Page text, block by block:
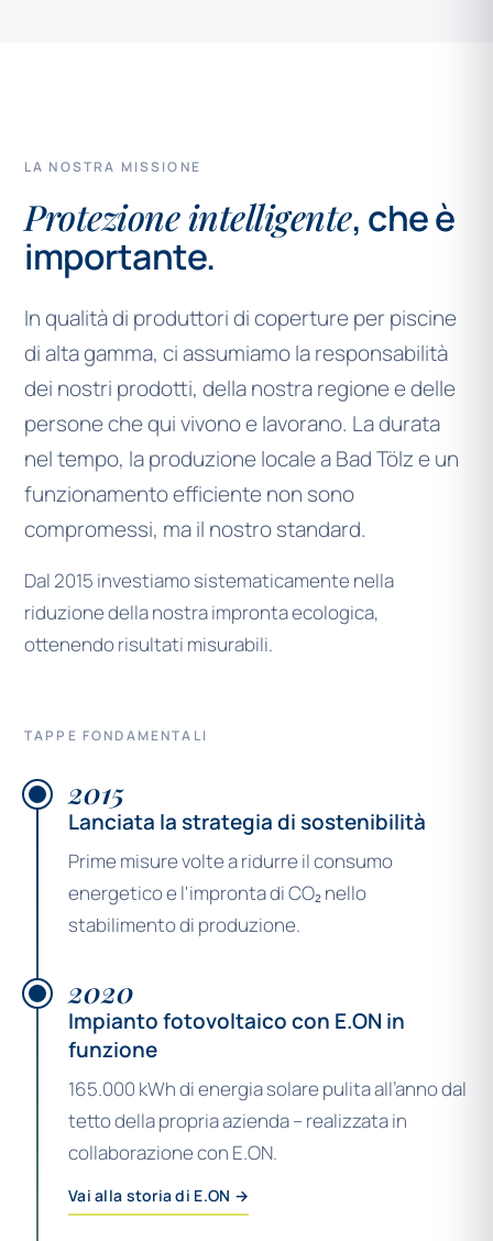
LA NOSTRA MISSIONE
Protezione intelligente, che è
importante.
In qualità di produttori di coperture per piscine
di alta gamma, ci assumiamo la responsabilità
dei nostri prodotti, della nostra regione e delle
persone che qui vivono e lavorano. La durata
nel tempo, la produzione locale a Bad Tölz e un
funzionamento efficiente non sono
compromessi, ma il nostro standard.
Dal 2015 investiamo sistematicamente nella
riduzione della nostra impronta ecologica,
ottenendo risultati misurabili.
TAPPE FONDAMENTALI
2015
Lanciata la strategia di sostenibilità
Prime misure volte a ridurre il consumo
energetico e l'impronta di CO₂ nello
stabilimento di produzione.
2020
Impianto fotovoltaico con E.ON in
funzione
165.000 kWh di energia solare pulita all’anno dal
tetto della propria azienda – realizzata in
collaborazione con E.ON.
Vai alla storia di E.ON →